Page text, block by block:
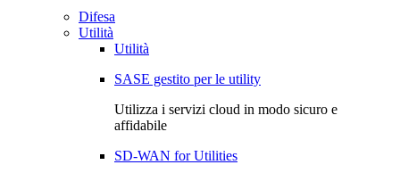
Difesa
Utilità
Utilità
SASE gestito per le utility
Utilizza i servizi cloud in modo sicuro e
affidabile
SD-WAN for Utilities